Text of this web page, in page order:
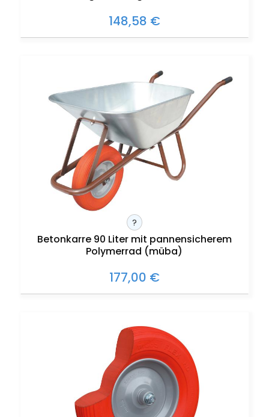
148,58 €
?
Betonkarre 90 Liter mit pannensicherem
Polymerrad (müba)
177,00 €